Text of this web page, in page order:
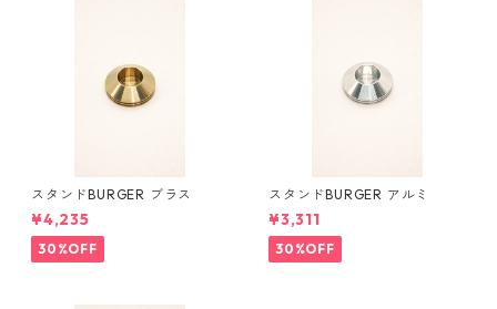
スタンドBURGER ブラス
¥4,235
30%OFF
スタンドBURGER アルミ
¥3,311
30%OFF